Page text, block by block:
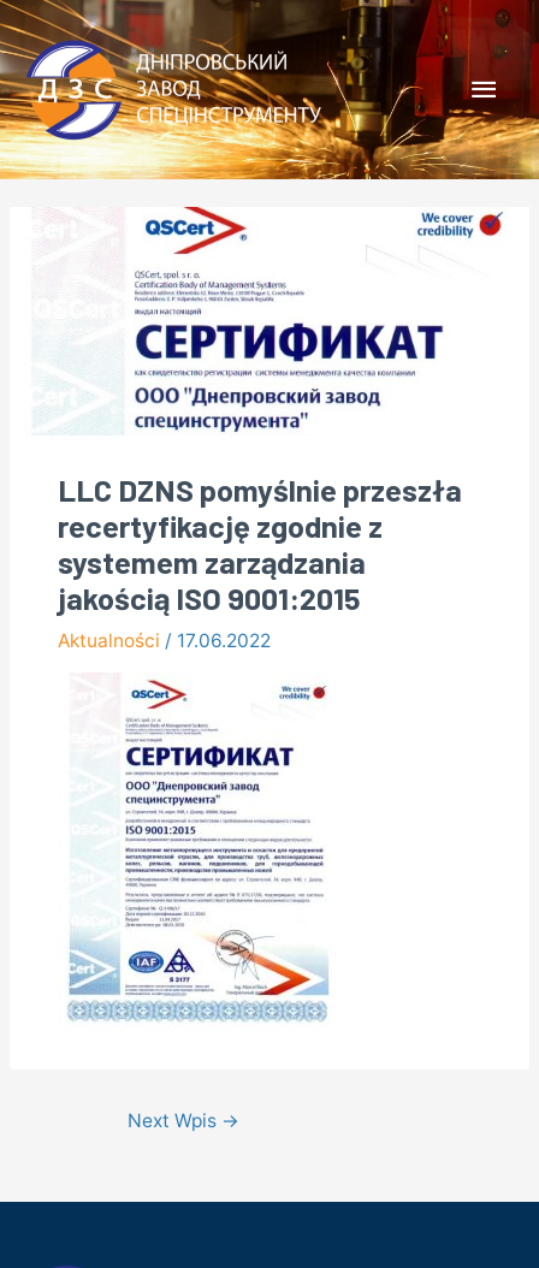
Skip
to
content
Main
LLC DZNS pomyślnie przeszła
recertyfikację zgodnie z
systemem zarządzania
jakością ISO 9001:2015
Aktualności / 17.06.2022
Next Wpis →